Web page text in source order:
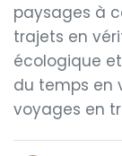
paysages à
trajets en
écologique
du temps en
voyages en